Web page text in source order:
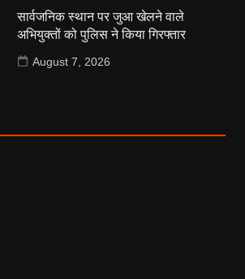
सार्वजनिक स्थान पर जुआ खेलने वाले
अभियुक्तों को पुलिस ने किया गिरफ्तार
August 7, 2026